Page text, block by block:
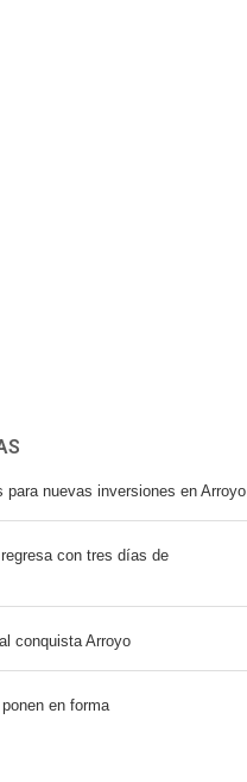
para nuevas inversiones en Arroyo
con tres días de
conquista Arroyo
en forma